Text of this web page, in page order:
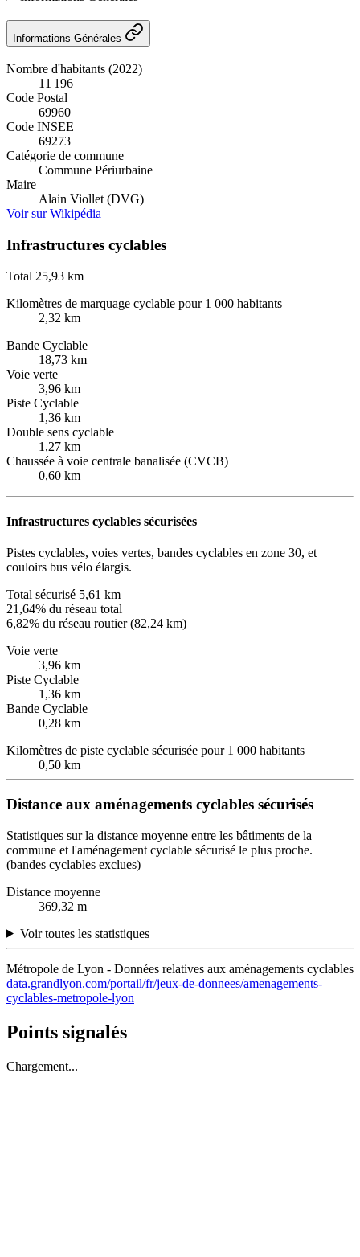
Informations Générales
Nombre d'habitants (2022)
11 196
Code Postal
69960
Code INSEE
69273
Catégorie de commune
Commune Périurbaine
Maire
Alain Viollet (DVG)
Voir sur Wikipédia
Infrastructures cyclables
Total 25,93 km
Kilomètres de marquage cyclable pour 1 000 habitants
2,32 km
Bande Cyclable
18,73 km
Voie verte
3,96 km
Piste Cyclable
1,36 km
Double sens cyclable
1,27 km
Chaussée à voie centrale banalisée (CVCB)
0,60 km
Infrastructures cyclables sécurisées
Pistes cyclables, voies vertes, bandes cyclables en zone 30, et
couloirs bus vélo élargis.
Total sécurisé 5,61 km
21,64% du réseau total
6,82% du réseau routier (82,24 km)
Voie verte
3,96 km
Piste Cyclable
1,36 km
Bande Cyclable
0,28 km
Kilomètres de piste cyclable sécurisée pour 1 000 habitants
0,50 km
Distance aux aménagements cyclables sécurisés
Statistiques sur la distance moyenne entre les bâtiments de la
commune et l'aménagement cyclable sécurisé le plus proche.
(bandes cyclables exclues)
Distance moyenne
369,32 m
Voir toutes les statistiques
Métropole de Lyon - Données relatives aux aménagements cyclables
data.grandlyon.com/portail/fr/jeux-de-donnees/amenagements-
cyclables-metropole-lyon
Points signalés
Chargement...